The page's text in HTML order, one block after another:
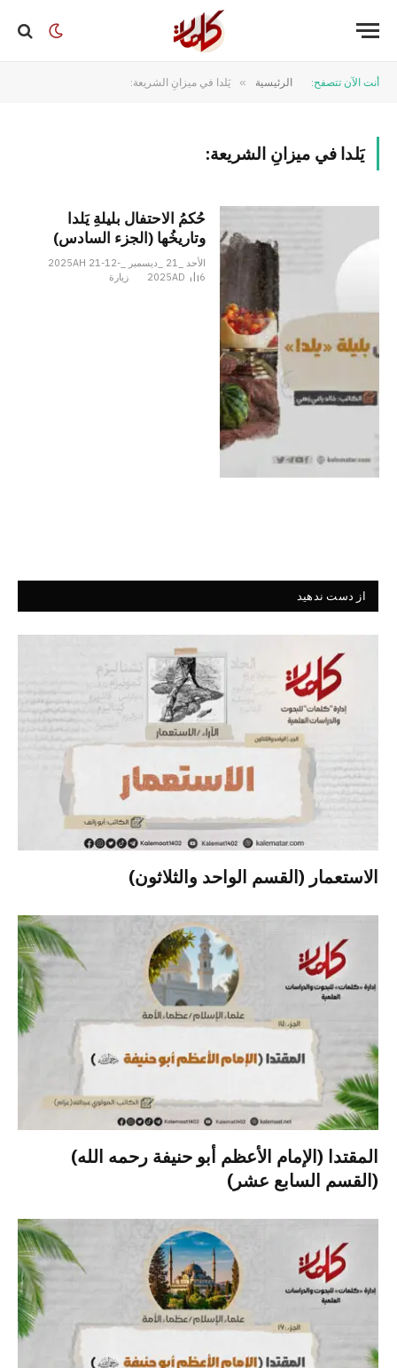
أنت الآن تتصفح: الرئيسية » يَلدا في ميزانِ الشريعة:
يَلدا في ميزانِ الشريعة:
حُكمُ الاحتفال بليلةِ يَلدا
وتاريخُها (الجزء السادس)
الأحد _21 _ديسمبر _2025AH 21-12-
2025AD
6 زيارة
از دست ندهید
الاستعمار (القسم الواحد والثلاثون)
المقتدا (الإمام الأعظم أبو حنيفة رحمه الله)
(القسم السابع عشر)